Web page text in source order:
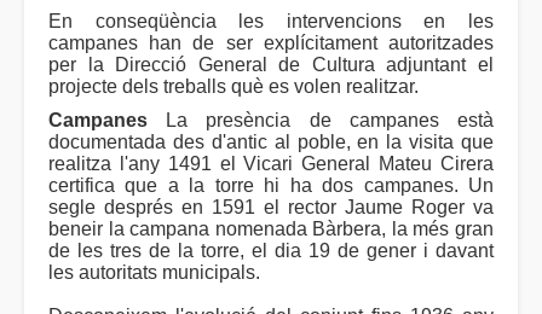
En conseqüència les intervencions en les
campanes han de ser explícitament autoritzades
per la Direcció General de Cultura adjuntant el
projecte dels treballs què es volen realitzar.
Campanes La presència de campanes està
documentada des d'antic al poble, en la visita que
realitza l'any 1491 el Vicari General Mateu Cirera
certifica que a la torre hi ha dos campanes. Un
segle després en 1591 el rector Jaume Roger va
beneir la campana nomenada Bàrbera, la més gran
de les tres de la torre, el dia 19 de gener i davant
les autoritats municipals.